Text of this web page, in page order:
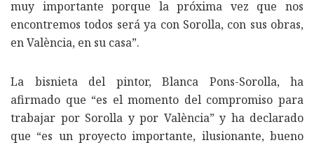
muy importante porque la próxima vez que nos
encontremos todos será ya con Sorolla, con sus obras,
en València, en su casa”.
La bisnieta del pintor, Blanca Pons-Sorolla, ha
afirmado que “es el momento del compromiso para
trabajar por Sorolla y por València” y ha declarado
que “es un proyecto importante, ilusionante, bueno